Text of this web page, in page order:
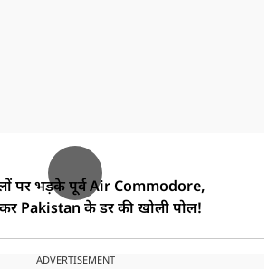
पर भड़के पूर्व Air Commodore,
Pakistan के डर की खोली पोल!
ADVERTISEMENT